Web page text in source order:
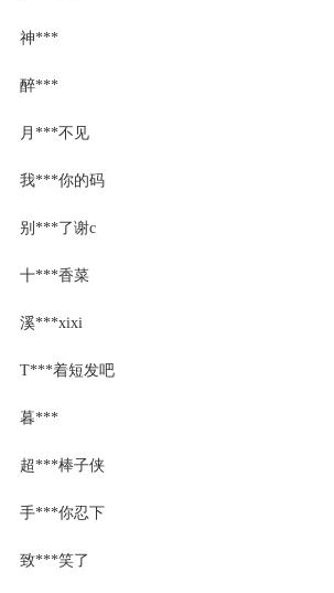
神***
醉***
月***不见
我***你的码
别***了谢c
十***香菜
溪***xixi
T***着短发吧
暮***
超***棒子侠
手***你忍下
致***笑了